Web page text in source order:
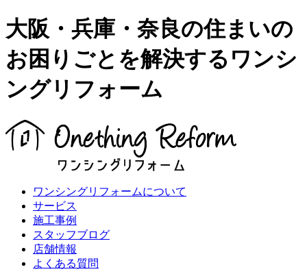
大阪・兵庫・奈良の住まいの
お困りごとを解決するワンシ
ングリフォーム
ワンシングリフォームについて
サービス
施工事例
スタッフブログ
店舗情報
よくある質問